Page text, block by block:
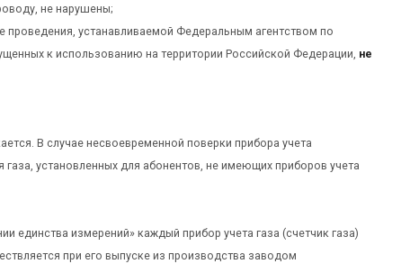
не нарушены;
устанавливаемой Федеральным агентством по
к использованию на территории Российской Федерации, не
В случае несвоевременной поверки прибора учета
установленных для абонентов, не имеющих приборов учета
единства измерений» каждый прибор учета газа (счетчик газа)
при его выпуске из производства заводом